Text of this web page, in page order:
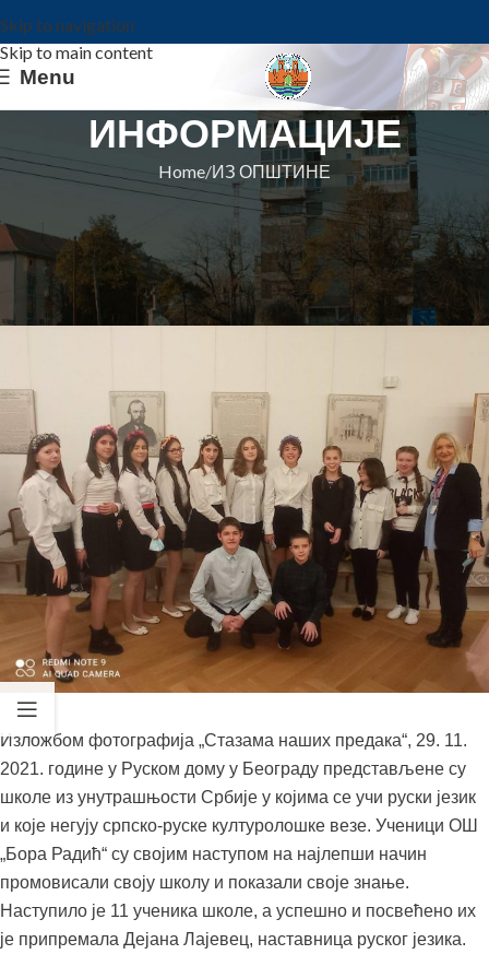
Skip to navigation
Skip to main content
Menu
ИНФОРМАЦИЈЕ
Home ИЗ ОПШТИНЕ
ИЗ ОПШТИНЕ
УЧЕНИЦИ ИЗ БАВАНИШТА
НАСТУПИЛИ У РУСКОМ ДОМУ
Општина КовинOn 2. decembar 2021.
Изложбом фотографија „Стазама наших предака“, 29. 11.
2021. године у Руском дому у Београду представљене су
школе из унутрашњости Србије у којима се учи руски језик
и које негују српско-руске културолошке везе. Ученици ОШ
„Бора Радић“ су својим наступом на најлепши начин
промовисали своју школу и показали своје знање.
Наступило је 11 ученика школе, а успешно и посвећено их
је припремала Дејана Лајевец, наставница руског језика.